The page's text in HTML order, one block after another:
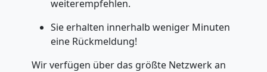
weiterempfehlen.
Sie erhalten innerhalb weniger Minuten
eine Rückmeldung!
Wir verfügen über das größte Netzwerk an